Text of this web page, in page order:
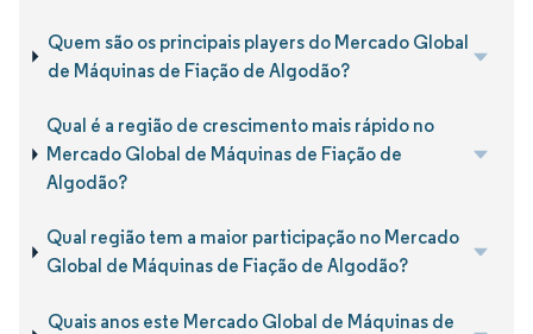
Quem são os principais players do Mercado Global
de Máquinas de Fiação de Algodão?
Qual é a região de crescimento mais rápido no
Mercado Global de Máquinas de Fiação de
Algodão?
Qual região tem a maior participação no Mercado
Global de Máquinas de Fiação de Algodão?
Quais anos este Mercado Global de Máquinas de